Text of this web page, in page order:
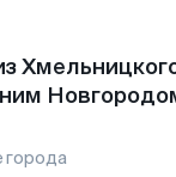
города